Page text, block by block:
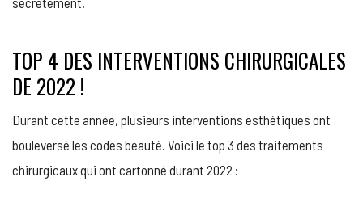
TOP 4 DES INTERVENTIONS CHIRURGICALES
DE 2022 !
Durant cette année, plusieurs interventions esthétiques ont
bouleversé les codes beauté. Voici le top 3 des traitements
chirurgicaux qui ont cartonné durant 2022 :